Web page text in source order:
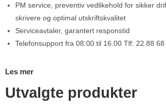
PM service, preventiv vedlikehold for sikker
skrivere og optimal utskriftskvalitet
Serviceavtaler, garantert responstid
Telefonsupport fra 08.00 til 16.00 Tlf: 22 88 68
Les mer
Utvalgte produkter